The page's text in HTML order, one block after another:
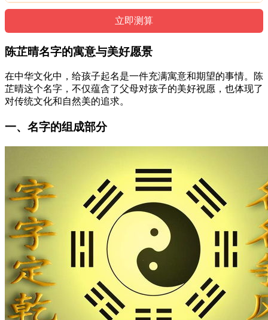
陈芷晴名字的寓意与美好愿景
在中华文化中，给孩子起名是一件充满寓意和期望的事情。陈
芷晴这个名字，不仅蕴含了父母对孩子的美好祝愿，也体现了
对传统文化和自然美的追求。
一、名字的组成部分